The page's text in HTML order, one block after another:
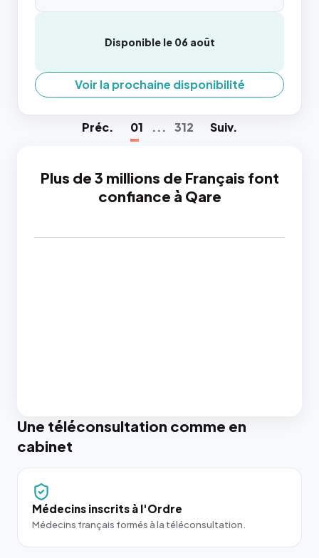
Disponible le 06 août
Voir la prochaine disponibilité
Préc. 01 ... 312 Suiv.
Plus de 3 millions de Français font
confiance à Qare
Une téléconsultation comme en
cabinet
Médecins inscrits à l'Ordre
Médecins français formés à la téléconsultation.